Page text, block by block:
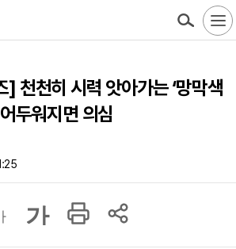
] 천천히 시력 앗아가는 ‘망막색
두워지면 의심
가